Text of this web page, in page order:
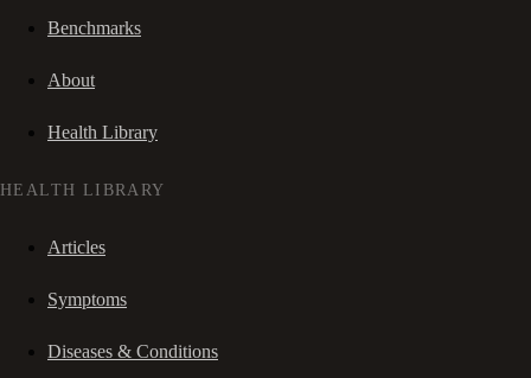
Benchmarks
About
Health Library
HEALTH LIBRARY
Articles
Symptoms
Diseases & Conditions